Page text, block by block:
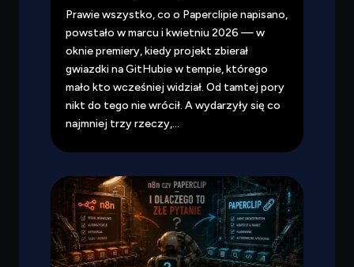
Prawie wszystko, co o Paperclipie napisano,
powstało w marcu i kwietniu 2026 — w
oknie premiery, kiedy projekt zbierał
gwiazdki na GitHubie w tempie, którego
mało kto wcześniej widział. Od tamtej pory
nikt do tego nie wrócił. A wydarzyły się co
najmniej trzy rzeczy,...